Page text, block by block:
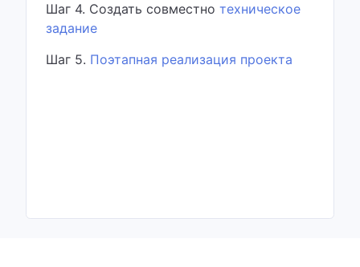
Шаг 4. Создать совместно техническое
задание
Шаг 5. Поэтапная реализация проекта